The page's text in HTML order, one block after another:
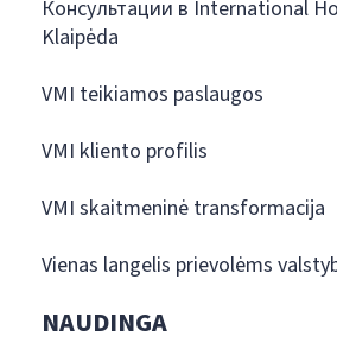
Консультации в International
Klaipėda
VMI teikiamos paslaugos
VMI kliento profilis
VMI skaitmeninė transformacija
Vienas langelis prievolėms
NAUDINGA